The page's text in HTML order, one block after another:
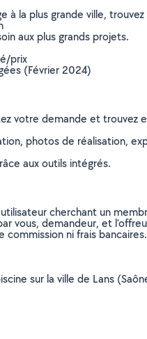
la plus grande ville,
aux plus grands projets.
prix
(Février 2024)
votre demande et
photos de réalisation,
aux outils intégrés.
cherchant un
vous, demandeur, et
commission ni frais bancaires.
sur la ville de Lans